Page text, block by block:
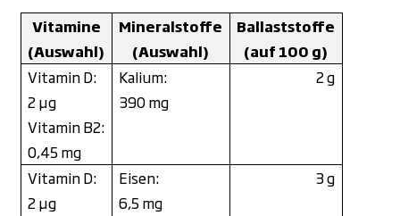
Vitamine
(Auswahl)
Mineralstoffe
(Auswahl)
Ballaststoffe
(auf 100 g)
Vitamin D:
2 μg
Vitamin B2:
0,45 mg
Kalium:
390 mg
2 g
Vitamin D:
2 μg
Eisen:
6,5 mg
3 g